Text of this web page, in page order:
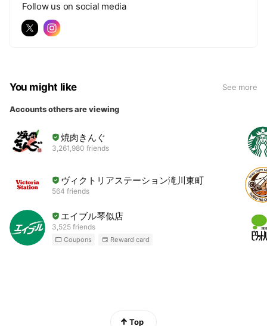
Follow us on social media
You might like See more
Accounts others are viewing
焼肉きんぐ
3,261,980 friends
ヴィクトリアステーション滝川東町
564 friends
エイブル琴似店
3,525 friends
Coupons Reward card
Top